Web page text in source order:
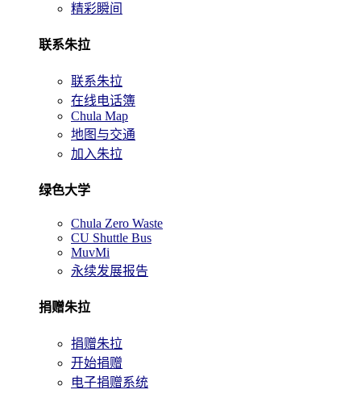
精彩瞬间
联系朱拉
联系朱拉
在线电话簿
Chula Map
地图与交通
加入朱拉
绿色大学
Chula Zero Waste
CU Shuttle Bus
MuvMi
永续发展报告
捐赠朱拉
捐赠朱拉
开始捐赠
电子捐赠系统